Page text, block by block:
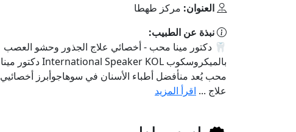
العنوان: مركز طهطا
نبذة عن الطبيب:
🦷 دكتور مينا محب - أخصائي علاج الجذور وحشو العصب
بالميكروسكوب International Speaker KOL دكتور مينا
محب يُعد منأفضل أطباء الأسنان في سوهاجوأبرز أخصائيي
علاج ... اقرأ المزيد